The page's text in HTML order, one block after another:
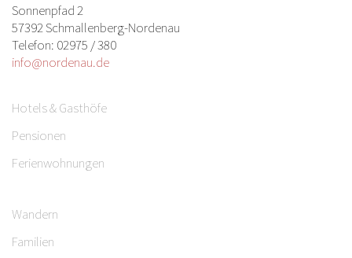
Sonnenpfad 2
57392 Schmallenberg-Nordenau
Telefon: 02975 / 380
info@nordenau.de
Hotels & Gasthöfe
Pensionen
Ferienwohnungen
Wandern
Familien